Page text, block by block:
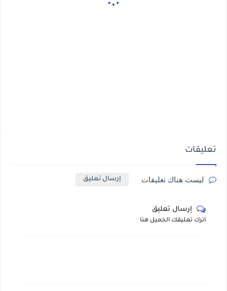
تعليقات
ليست هناك تعليقات إرسال تعليق
إرسال تعليق
أترك تعليقك الجميل هنا